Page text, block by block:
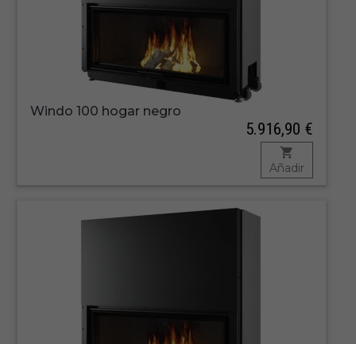
Windo 100 hogar negro
5.916,90 €
Añadir